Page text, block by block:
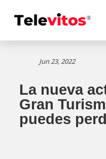
Jun 23, 2022
La nueva
Gran
puedes